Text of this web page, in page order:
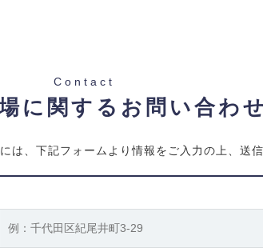
Contact
に関するお問い合わせ
は、下記フォームより情報をご入力の上、送信